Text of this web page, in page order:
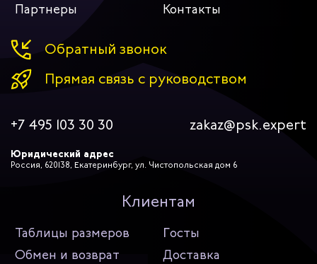
Партнеры
Контакты
Обратный звонок
Прямая связь с руководством
+7 495 103 30 30 zakaz@psk.expert
Юридический адрес
Россия, 620138, Екатеринбург, ул. Чистопольская дом 6
Клиентам
Таблицы размеров
Госты
Обмен и возврат
Доставка